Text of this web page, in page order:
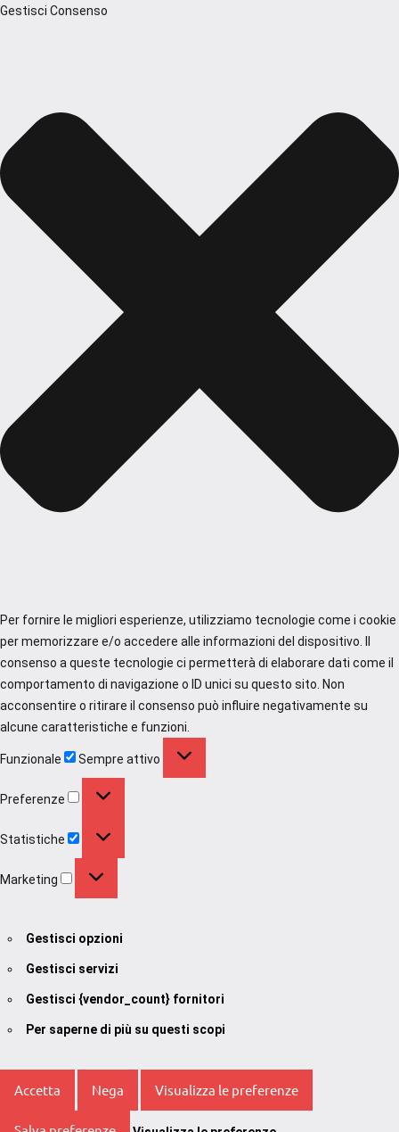
Gestisci Consenso
Per fornire le migliori esperienze, utilizziamo tecnologie come i cookie
per memorizzare e/o accedere alle informazioni del dispositivo. Il
consenso a queste tecnologie ci permetterà di elaborare dati come il
comportamento di navigazione o ID unici su questo sito. Non
acconsentire o ritirare il consenso può influire negativamente su
alcune caratteristiche e funzioni.
Funzionale Sempre attivo
Preferenze
Statistiche
Marketing
Gestisci opzioni
Gestisci servizi
Gestisci {vendor_count} fornitori
Per saperne di più su questi scopi
Accetta Nega Visualizza le preferenze